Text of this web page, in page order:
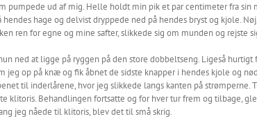
pumpede ud af mig. Helle holdt min pik et par centimeter fra
hage og delvist dryppede ned på hendes bryst og kjole.
ren for egne og mine safter, slikkede sig om munden og rejste
ned at ligge på ryggen på den store dobbeltseng. Ligeså
op på knæ og fik åbnet de sidste knapper i hendes kjole og
til inderlårene, hvor jeg slikkede langs kanten på
klitoris. Behandlingen fortsatte og for hver tur frem og tilbage,
jeg nåede til klitoris, blev det til små skrig.